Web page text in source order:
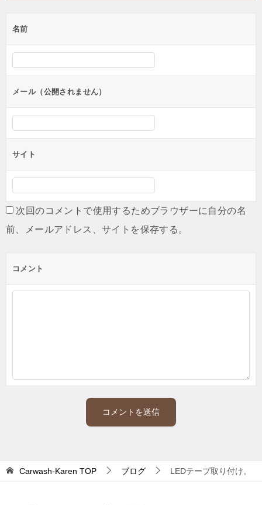
ー
シ
ョ
ン
名前
メール（公開されません）
サイト
次回のコメントで使用するためブラウザーに自分の名
前、メールアドレス、サイトを保存する。
コメント
Carwash-Karen TOP ブログ LEDテープ取り付け。